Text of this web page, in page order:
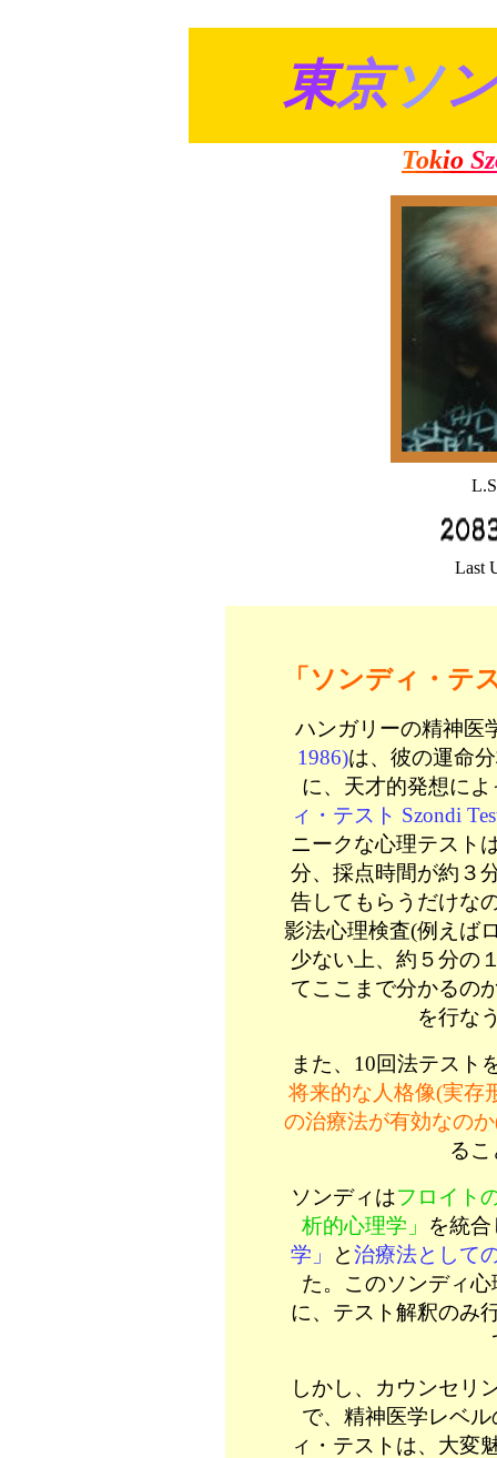
東京ソン
Tokio Sz
Last
「ソンディ・テ
ハンガリーの精神医
1986)は、彼の運命
に、天才的発想によ
ィ・テスト Szondi
ニークな心理テスト
分、採点時間が約３
告してもらうだけな
影法心理検査(例えば
少ない上、約５分の
てここまで分かるの
を行な
また、10回法テスト
将来的な人格像(実存
の治療法が有効なの
る
ソンディはフロイト
析的心理学」
を統
学」
と治療法として
た。このソンディ
に、テスト解釈のみ
しかし、カウンセリ
で、精神医学レベ
ィ・テストは、大変